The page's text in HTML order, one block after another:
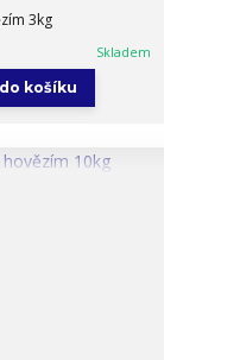
3kg
Skladem
košíku